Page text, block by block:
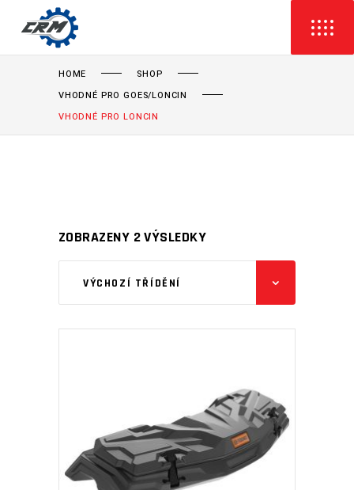
HOME
SHOP
VHODNÉ PRO GOES/LONCIN
VHODNÉ PRO LONCIN
ZOBRAZENY 2 VÝSLEDKY
VÝCHOZÍ TŘÍDĚNÍ
PŘIDAT DO KOŠÍKU